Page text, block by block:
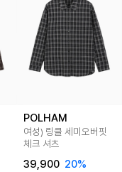
POLHAM
여성) 링클 세미오버핏
체크 셔츠
39,900 20%